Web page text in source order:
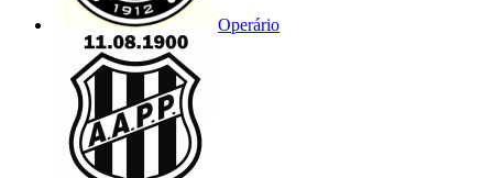
Operário